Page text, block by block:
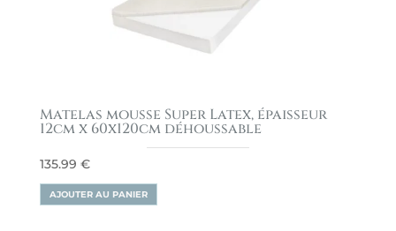
Matelas mousse Super Latex, épaisseur
12cm x 60x120cm déhoussable
135.99 €
AJOUTER AU PANIER